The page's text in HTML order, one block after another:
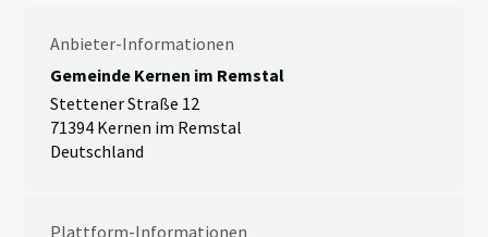
Anbieter-Informationen
Gemeinde Kernen im Remstal
Stettener Straße 12
71394 Kernen im Remstal
Deutschland
Plattform-Informationen